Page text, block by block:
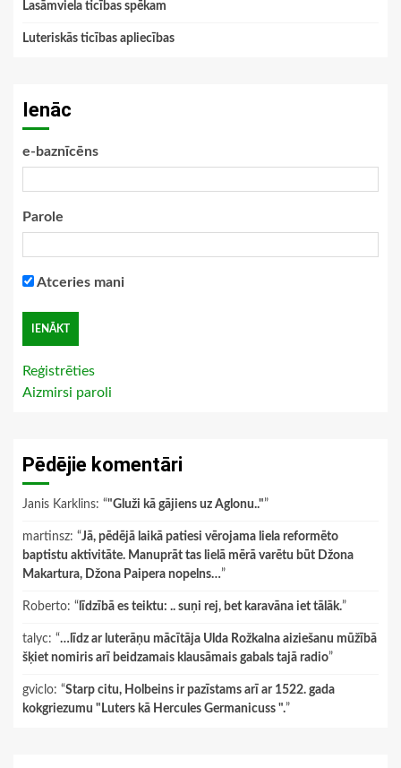
Lasāmviela ticības spēkam
Luteriskās ticības apliecības
Ienāc
e-baznīcēns
Parole
Atceries mani
Reģistrēties
Aizmirsi paroli
Pēdējie komentāri
Janis Karklins: “"Gluži kā gājiens uz Aglonu.."”
martinsz: “Jā, pēdējā laikā patiesi vērojama liela reformēto
baptistu aktivitāte. Manuprāt tas lielā mērā varētu būt Džona
Makartura, Džona Paipera nopelns…”
Roberto: “ līdzībā es teiktu: .. suņi rej, bet karavāna iet tālāk.”
talyc: “…līdz ar luterāņu mācītāja Ulda Rožkalna aiziešanu mūžībā
šķiet nomiris arī beidzamais klausāmais gabals tajā radio”
gviclo: “Starp citu, Holbeins ir pazīstams arī ar 1522. gada
kokgriezumu "Luters kā Hercules Germanicuss ".”